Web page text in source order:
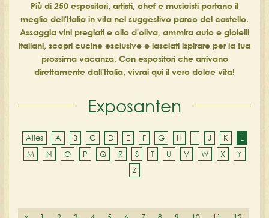
Più di 250 espositori, artisti, chef e musicisti portano il
meglio dell'Italia in vita nel suggestivo parco del castello.
Assaggia vini pregiati e olio d'oliva, ammira auto e gioielli
italiani, scopri cucine esclusive e lasciati ispirare per la tua
prossima vacanza. Con espositori che arrivano
direttamente dall'Italia, vivrai qui il vero dolce vita!
Exposanten
Alles A B C D E F G H I J K
L
M
N O P Q R S T U V W X
Y
Z